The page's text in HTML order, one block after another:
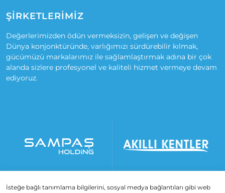
ŞİRKETLERİMİZ
Değerlerimizden ödün vermeksizin, gelişen ve değişen
Dünya konjonktüründe, varlığımızı sürdürebilir kılmak,
gücümüzü markalarımız ile sağlamlaştırmak adına bir çok
alanda sizlere profesyonel ve kaliteli hizmet vermeye devam
ediyoruz.
İsteğe bağlı tanımlama bilgilerini, sosyal medya bağlantıları gibi web